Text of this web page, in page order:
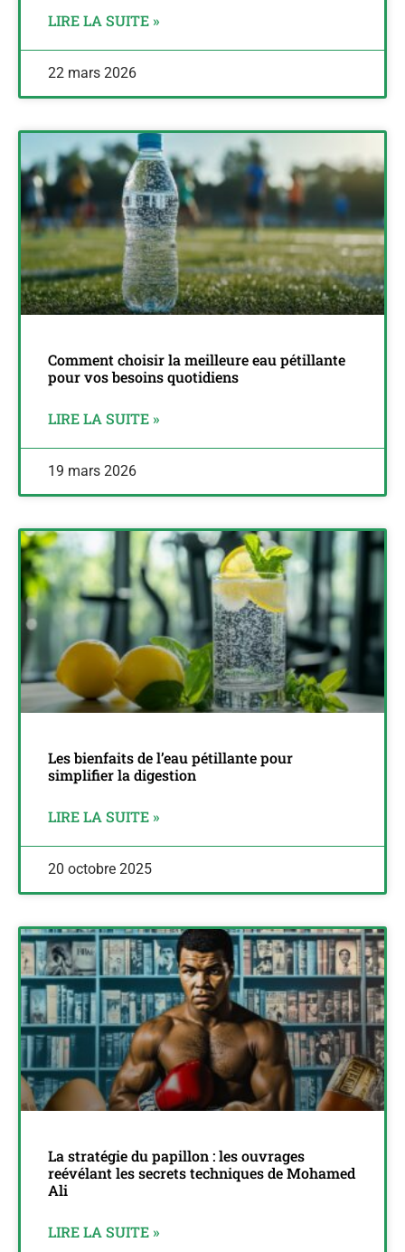
LIRE LA SUITE »
22 mars 2026
Comment choisir la meilleure eau pétillante
pour vos besoins quotidiens
LIRE LA SUITE »
19 mars 2026
Les bienfaits de l’eau pétillante pour
simplifier la digestion
LIRE LA SUITE »
20 octobre 2025
La stratégie du papillon : les ouvrages
reévélant les secrets techniques de Mohamed
Ali
LIRE LA SUITE »